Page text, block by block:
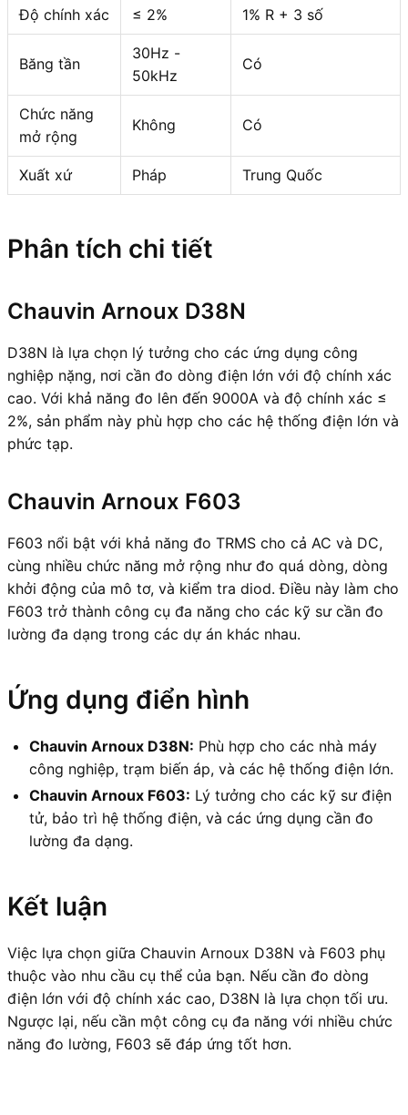
Độ chính xác ≤ 2% 1% R + 3 số
Băng tần
30Hz -
50kHz
Có
Chức năng
mở rộng
Không Có
Xuất xứ Pháp Trung Quốc
Phân tích chi tiết
Chauvin Arnoux D38N
D38N là lựa chọn lý tưởng cho các ứng dụng công
nghiệp nặng, nơi cần đo dòng điện lớn với độ chính xác
cao. Với khả năng đo lên đến 9000A và độ chính xác ≤
2%, sản phẩm này phù hợp cho các hệ thống điện lớn và
phức tạp.
Chauvin Arnoux F603
F603 nổi bật với khả năng đo TRMS cho cả AC và DC,
cùng nhiều chức năng mở rộng như đo quá dòng, dòng
khởi động của mô tơ, và kiểm tra diod. Điều này làm cho
F603 trở thành công cụ đa năng cho các kỹ sư cần đo
lường đa dạng trong các dự án khác nhau.
Ứng dụng điển hình
Chauvin Arnoux D38N: Phù hợp cho các nhà máy
công nghiệp, trạm biến áp, và các hệ thống điện lớn.
Chauvin Arnoux F603: Lý tưởng cho các kỹ sư điện
tử, bảo trì hệ thống điện, và các ứng dụng cần đo
lường đa dạng.
Kết luận
Việc lựa chọn giữa Chauvin Arnoux D38N và F603 phụ
thuộc vào nhu cầu cụ thể của bạn. Nếu cần đo dòng
điện lớn với độ chính xác cao, D38N là lựa chọn tối ưu.
Ngược lại, nếu cần một công cụ đa năng với nhiều chức
năng đo lường, F603 sẽ đáp ứng tốt hơn.